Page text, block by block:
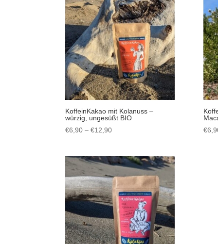
KoffeinKakao mit Kolanuss –
würzig, ungesüßt BIO
€6,90 –€12,90Preisspanne:
€12,90
€